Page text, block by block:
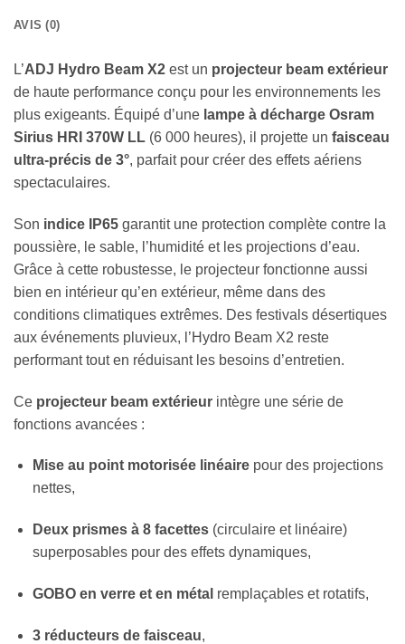
AVIS (0)
L’ADJ Hydro Beam X2 est un projecteur beam extérieur
de haute performance conçu pour les environnements les
plus exigeants. Équipé d’une lampe à décharge Osram
Sirius HRI 370W LL (6 000 heures), il projette un faisceau
ultra-précis de 3°, parfait pour créer des effets aériens
spectaculaires.
Son indice IP65 garantit une protection complète contre la
poussière, le sable, l’humidité et les projections d’eau.
Grâce à cette robustesse, le projecteur fonctionne aussi
bien en intérieur qu’en extérieur, même dans des
conditions climatiques extrêmes. Des festivals désertiques
aux événements pluvieux, l’Hydro Beam X2 reste
performant tout en réduisant les besoins d’entretien.
Ce projecteur beam extérieur intègre une série de
fonctions avancées :
Mise au point motorisée linéairepour des projections
nettes,
Deux prismes à 8 facettes(circulaire et linéaire)
superposables pour des effets dynamiques,
GOBO en verre et en métal remplaçables et rotatifs,
3 réducteurs de faisceau,